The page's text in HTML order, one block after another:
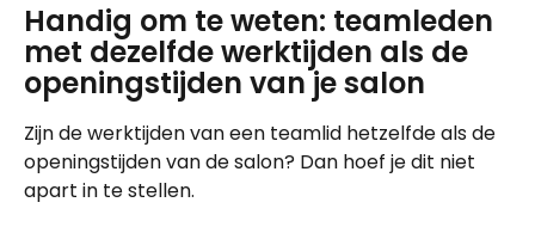
Handig om te weten: teamleden
met dezelfde werktijden als de
openingstijden van je salon
Zijn de werktijden van een teamlid hetzelfde als de
openingstijden van de salon? Dan hoef je dit niet
apart in te stellen.